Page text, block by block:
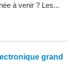
à venir ? Les...
grand